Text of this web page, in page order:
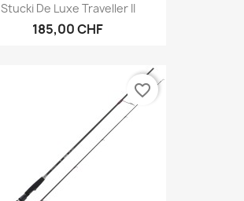
Stucki De Luxe Traveller II
185,00 CHF
favorite_border